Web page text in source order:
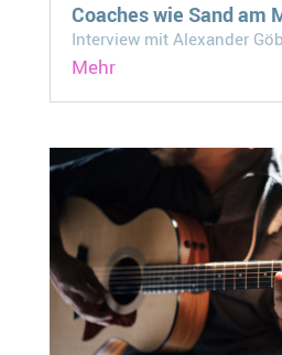
Coaches wie Sand am
Interview mit Alexander
Mehr